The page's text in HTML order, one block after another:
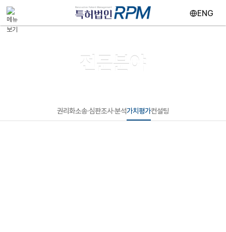
메뉴 건너뛰기
ENG
전문분야
권리화소송·심판조사·분석가치평가컨설팅